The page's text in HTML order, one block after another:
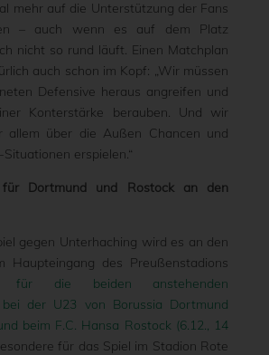
mehr auf die Unterstützung der Fans
– auch wenn es auf dem Platz
nicht so rund läuft. Einen Matchplan
auch schon im Kopf: „Wir müssen
Defensive heraus angreifen und
Konterstärke berauben. Und wir
allem über die Außen Chancen und
erspielen.“
für Dortmund und Rostock an den
gegen Unterhaching wird es an den
Haupteingang des Preußenstadions
für die beiden anstehenden
der U23 von Borussia Dortmund
beim F.C. Hansa Rostock (6.12., 14
für das Spiel im Stadion Rote